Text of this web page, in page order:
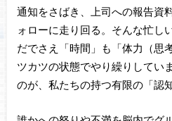
通知をさばき、上司への報告資
ォローに走り回る。そんな忙し
だでさえ「時間」も「体力（思
ツカツの状態でやり繰りしてい
のが、私たちの持つ有限の「認